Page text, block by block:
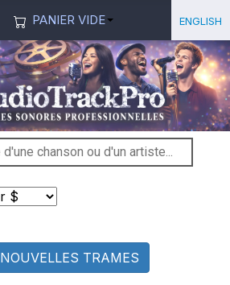
PANIER VIDE English
NOUVELLES TRAMES